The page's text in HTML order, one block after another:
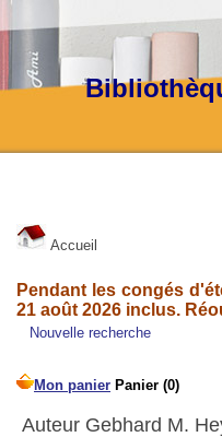
Accueil
Pendant les congés
21 août 2026 inclus.
Nouvelle recherche
Auteur Gebhard M.